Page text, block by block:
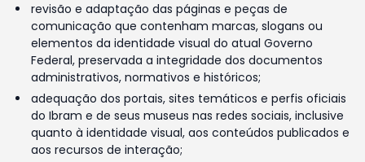
revisão e adaptação das páginas e peças de
comunicação que contenham marcas, slogans ou
elementos da identidade visual do atual Governo
Federal, preservada a integridade dos documentos
administrativos, normativos e históricos;
adequação dos portais, sites temáticos e perfis oficiais
do Ibram e de seus museus nas redes sociais, inclusive
quanto à identidade visual, aos conteúdos publicados e
aos recursos de interação;